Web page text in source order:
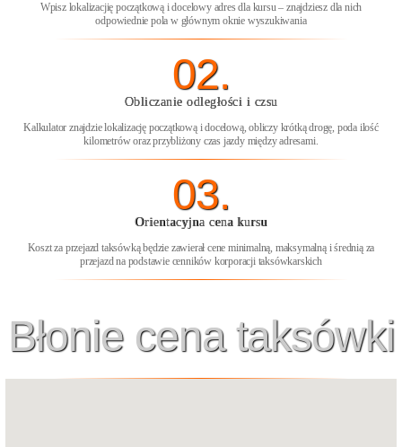
Wpisz lokalizacjię początkową i docelowy adres dla kursu – znajdziesz dla nich
odpowiednie pola w głównym oknie wyszukiwania
02.
Obliczanie odległości i czsu
Kalkulator znajdzie lokalizację początkową i docelową, obliczy krótką drogę, poda ilość
kilometrów oraz przybliżony czas jazdy między adresami.
03.
Orientacyjna cena kursu
Koszt za przejazd taksówką będzie zawierał cene minimalną, maksymalną i średnią za
przejazd na podstawie cenników korporacji taksówkarskich
Błonie cena taksówki